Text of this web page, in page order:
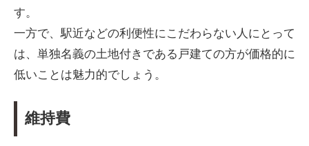
す。
一方で、駅近などの利便性にこだわらない人にとって
は、単独名義の土地付きである戸建ての方が価格的に
低いことは魅力的でしょう。
維持費